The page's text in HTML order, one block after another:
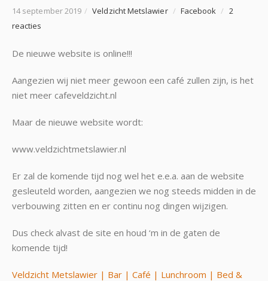
14 september 2019 / Veldzicht Metslawier / Facebook / 2
reacties
De nieuwe website is online!!!
Aangezien wij niet meer gewoon een café zullen zijn, is het
niet meer cafeveldzicht.nl
Maar de nieuwe website wordt:
www.veldzichtmetslawier.nl
Er zal de komende tijd nog wel het e.e.a. aan de website
gesleuteld worden, aangezien we nog steeds midden in de
verbouwing zitten en er continu nog dingen wijzigen.
Dus check alvast de site en houd ‘m in de gaten de
komende tijd!
Veldzicht Metslawier | Bar | Café | Lunchroom | Bed &